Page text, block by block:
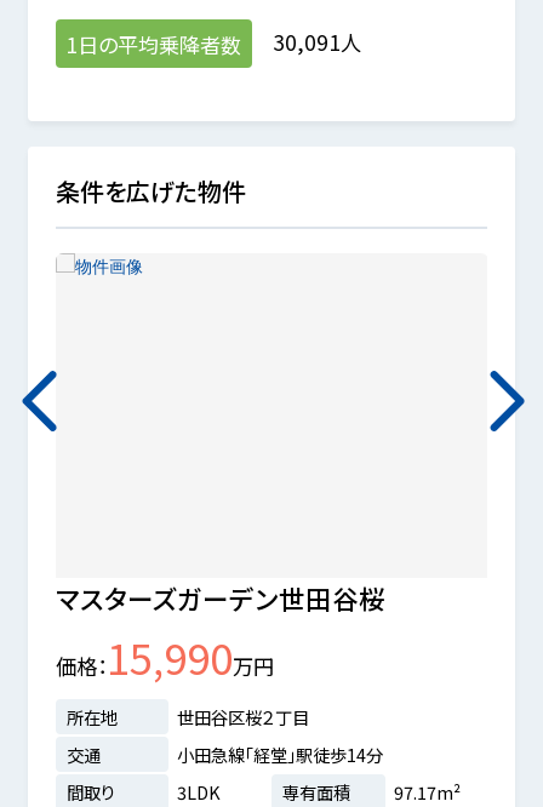
1日の平均乗降者数 30,091人
条件を広げた物件
マスターズガーデン世田谷桜
価格 15,990万円
所在地
世田谷区桜２丁目
交通
小田急線「経堂」駅徒歩14分
間取り
3LDK 専有面積
97.17m²